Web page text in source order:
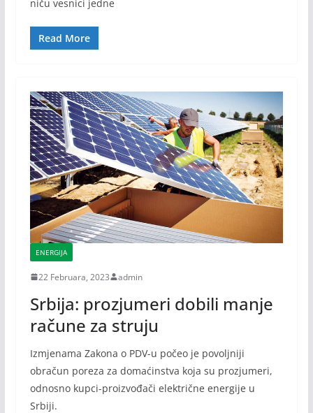
niču vesnici jedne
Read More
ENERGIJA
22 Februara, 2023 admin
Srbija: prozjumeri dobili manje
račune za struju
Izmjenama Zakona o PDV-u počeo je povoljniji
obračun poreza za domaćinstva koja su prozjumeri,
odnosno kupci-proizvođači električne energije u
Srbiji.